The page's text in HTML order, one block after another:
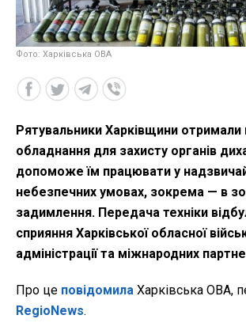
Фото: Харківська ОВА
Рятувальники Харківщини отримали
обладнання для захисту органів
допоможе їм працювати у
небезпечних умовах, зокрема — в
задимлення. Передача техніки
сприяння Харківської обласної
адміністрації та міжнародних
Про це повідомила Харківська ОВА,
RegioNews.